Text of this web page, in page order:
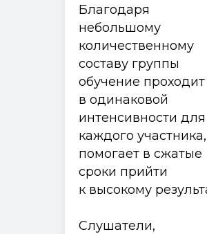
Благодаря
небольшому
количественному
составу группы
обучение проходит
в одинаковой
интенсивности для
каждого
помогает в сжатые
сроки прийти
к высокому
Слушатели,